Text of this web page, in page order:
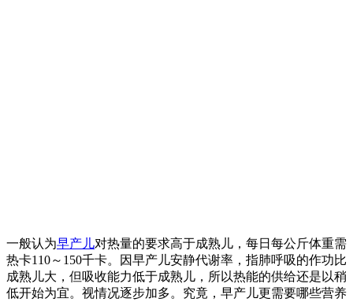
一般认为早产儿对热量的要求高于成熟儿，每日每公斤体重需
热卡110～150千卡。因早产儿安静代谢率，指肺呼吸的作功比
成熟儿大，但吸收能力低于成熟儿，所以热能的供给还是以稍
低开始为宜。视情况逐步加多。究竟，早产儿更需要哪些营养